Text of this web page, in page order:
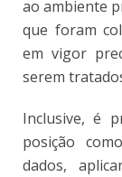
ao ambiente
que foram
em vigor
serem
Inclusive, é
posição
dados,